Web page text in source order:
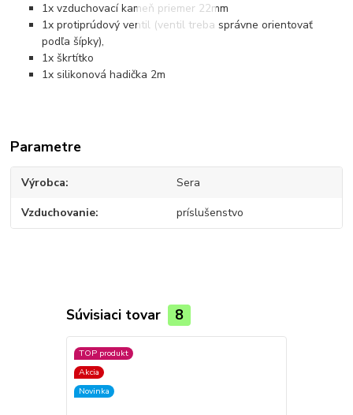
1x vzduchovací kameň priemer 22mm
1x protiprúdový ventil (ventil treba správne orientovať
podľa šípky),
1x škrtítko
1x silikonová hadička 2m
Parametre
Výrobca Sera
Vzduchovanie príslušenstvo
Súvisiaci tovar 8
TOP produkt
Akcia
Novinka